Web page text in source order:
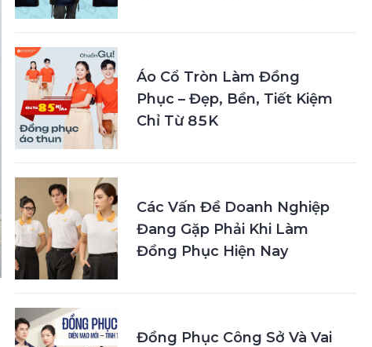
Áo Cổ Tròn Làm Đồng
Phục – Đẹp, Bền, Tiết Kiệm
Chỉ Từ 85K
Các Vấn Đề Doanh Nghiệp
Đang Gặp Phải Khi Làm
Đồng Phục Hiện Nay
Đồng Phục Công Sở Và Vai